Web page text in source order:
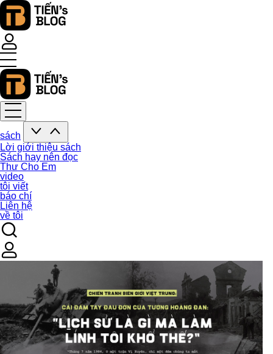
sách
Lời giới thiệu sách
Sách hay nên đọc
Thư Cho Em
video
tôi viết
báo chí
Liên hệ
về tôi